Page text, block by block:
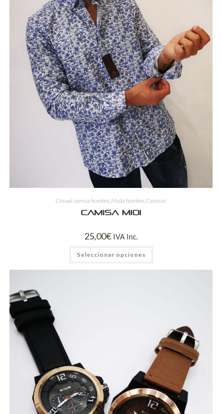
Casual camisa hombre, Moda hombre, Camisas
Camisa mioi
25,00€ IVA Inc.
Seleccionar opciones